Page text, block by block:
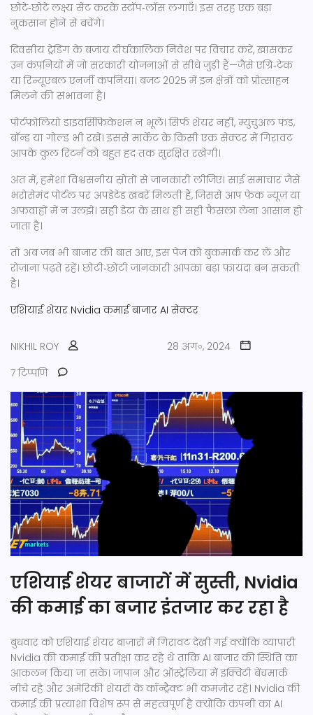
छोटे‑छोटे लक्ष्य सेट करके स्टॉप‑लॉस लगाएँ। इस तरह एक बड़ा
नुकसान होने से बचेंगे।
दिवसीय ट्रेडिंग के बजाय दीर्घकालिक निवेश पर विचार करें, खासकर
उन कंपनियों में जो सरकारी योजनाओं से सीधे जुड़ी हैं—जैसे एग्रि‑टेक
या रिन्यूएबल एनर्जी कंपनियां। बजट 2025 में इन क्षेत्रों को प्रोत्साहन
मिलने की संभावना है।
पोर्टफ़ोलियो डाइवर्सिफ़िकेशन न भूलें। सिर्फ शेयर नहीं, म्युचुअल फंड,
बॉन्ड या गोल्ड भी रखें। इससे मार्केट के किसी एक सेक्टर में गिरावट
आपके कुल रिटर्न को बहुत हद तक सुरक्षित रखेगी।
अंत में, हमेशा विश्वसनीय स्रोतों से जानकारी लीजिए। साई समाचार जैसे
भरोसेमंद पोर्टल पर अपडेटेड खबरें मिलती हैं, जिससे आप फेक न्यूज़ या
अफ़वाहों में न उलझें। सही डेटा के साथ ही सही फैसला लेना आसान हो
जाता है।
तो अब जब भी बाजार की बात आए, इस पेज को बुकमार्क कर लें और
रोज़ाना पढ़ते रहें। छोटी‑छोटी जानकारी आपका बड़ा फ़ायदा बन सकती
है।
एशियाई शेयर Nvidia कमाई बाजार AI सेक्टर
NIKHIL ROY
28 अग॰, 2024
7 टिप्पणि
एशियाई शेयर बाजारों में सुस्ती, Nvidia
की कमाई का बजार इंतजार कर रहा है
बुधवार को एशियाई शेयर बाजारों में गिरावट देखी गई क्योंकि व्यापारी
Nvidia की कमाई की प्रतीक्षा कर रहे थे ताकि AI बाजार की स्थिति का
आकलन किया जा सके। जापान और ऑस्ट्रेलिया में इक्विटी बेंचमार्क
नीचे रहे और अमेरिकी शेयरों के कॉन्ट्रैक्ट भी कमजोर रहे। Nvidia की
कमाई की प्रत्याशा विशेष रूप से महत्वपूर्ण है क्योंकि कंपनी का AI